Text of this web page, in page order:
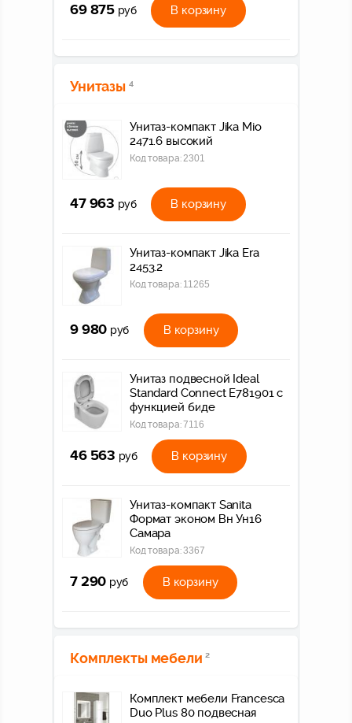
69 875 руб В корзину
Унитазы 4
Унитаз-компакт Jika Mio
2471.6 высокий
Код товара: 2301
47 963 руб В корзину
Унитаз-компакт Jika Era
2453.2
Код товара: 11265
9 980 руб В корзину
Унитаз подвесной Ideal
Standard Connect E781901 с
функцией биде
Код товара:7116
46 563 руб В корзину
Унитаз-компакт Sanita
Формат эконом Вн Ун16
Самара
Код товара:3367
7 290 руб В корзину
Комплекты мебели 2
Комплект мебели Francesca
Duo Plus 80 подвесная